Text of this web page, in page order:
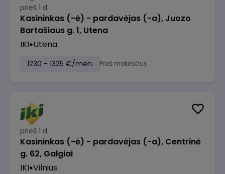
prieš 1 d.
Kasininkas (-ė) - pardavėjas (-a), Juozo
Bartašiaus g. 1, Utena
IKI Utena
1230 - 1325 €/mėn. Prieš mokesčius
prieš 1 d.
Kasininkas (-ė) - pardavėjas (-a), Centrinė
g. 62, Galgiai
IKI Vilnius